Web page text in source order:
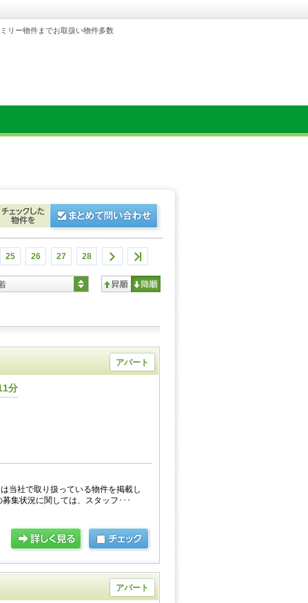
リー物件までお取扱い物件多数
25 26 27 28
アパート
分
当社で取り扱っている物件を掲載し
集状況に関しては、スタッフ･･･
アパート